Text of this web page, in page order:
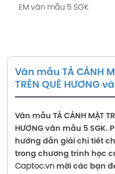
EM văn mẫu 5 SGK
Văn mẫu TẢ CẢNH
TRÊN QUÊ HƯƠNG
Văn mẫu TẢ CẢNH MẶT
HƯƠNG văn mẫu 5 SGK.
hướng dẫn giải chi tiết
trong chương trình học
Captoc.vn mời các bạn